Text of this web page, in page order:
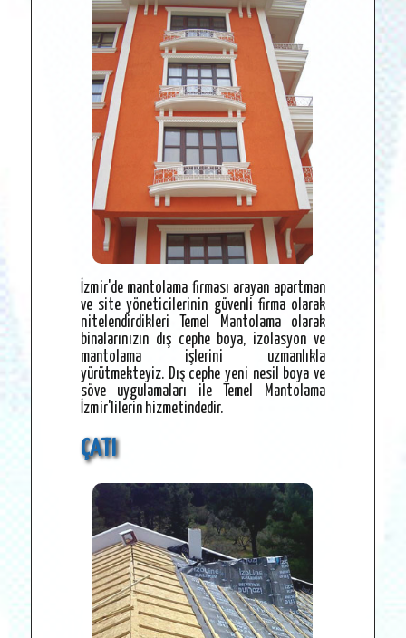
İzmir'de mantolama firması arayan apartman
ve site yöneticilerinin güvenli firma olarak
nitelendirdikleri Temel Mantolama olarak
binalarınızın dış cephe boya, izolasyon ve
mantolama işlerini uzmanlıkla
yürütmekteyiz. Dış cephe yeni nesil boya ve
söve uygulamaları ile Temel Mantolama
İzmir'lilerin hizmetindedir.
ÇATI